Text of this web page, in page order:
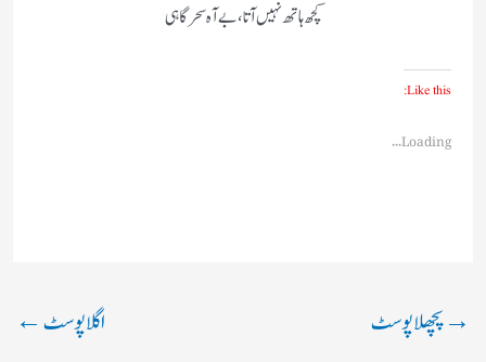
کچھ ہاتھ نہیں آتا، بے آہ سحر گاہی
Like this:
Loading...
→پچھلا پوسٹ اگلا پوسٹ←